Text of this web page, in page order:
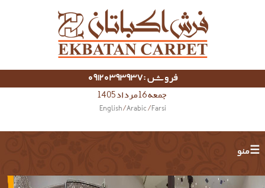
فروش :09120393937
جمعه 16 مرداد 1405
English/ Arabic / Farsi
☰ منو